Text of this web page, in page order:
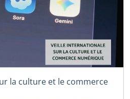
la culture et le commerce